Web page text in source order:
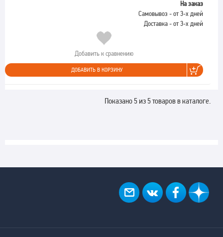
На заказ
Самовывоз - от 3-х дней
Доставка - от 3-х дней
Добавить к сравнению
ДОБАВИТЬ В КОРЗИНУ
Показано 5 из 5 товаров в каталоге.